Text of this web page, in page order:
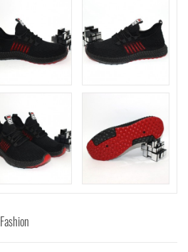
Fashion